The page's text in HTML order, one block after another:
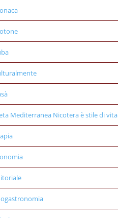
Mediterranea Nicotera è stile di vita